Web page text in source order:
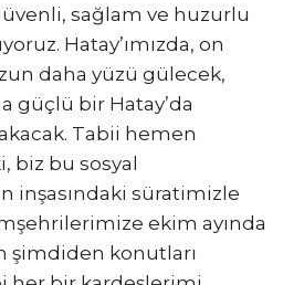
sağlam ve huzurlu
Hatay’ımızda, on
daha yüzü gülecek,
güçlü bir Hatay’da
Tabii hemen
biz bu sosyal
inşasındaki süratimizle
ekim ayında
şimdiden konutları